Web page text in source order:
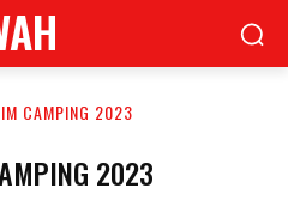
CAMPING 2023
2023